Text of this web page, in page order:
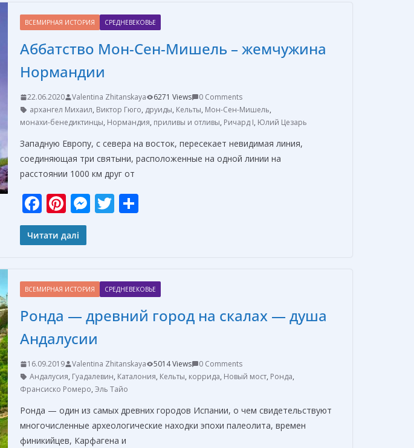
o
o
k
st n
g
er
а
в
и
ь
ВСЕМИРНАЯ ИСТОРИЯ СРЕДНЕВЕКОВЬЕ
Аббатство Мон-Сен-Мишель – жемчужина
Нормандии
22.06.2020 Valentina Zhitanskaya 6271 Views
0 Comments
архангел Михаил, Виктор Гюго, друиды, Кельты, Мон-Сен-Мишель,
монахи-бенедиктинцы, Нормандия, приливы и отливы, Ричард I, Юлий Цезарь
Западную Европу, с севера на восток, пересекает невидимая линия,
соединяющая три святыни, расположенные на одной линии на
расстоянии 1000 км друг от
F
ac
e
o
o
k
Pi
nt
er
st
M
n
g
er
T
а
в
и
ь
Читати далі
ВСЕМИРНАЯ ИСТОРИЯ СРЕДНЕВЕКОВЬЕ
Ронда — древний город на скалах — душа
Андалусии
16.09.2019 Valentina Zhitanskaya 5014 Views
0 Comments
Андалусия, Гуадалевин, Каталония, Кельты, коррида, Новый мост, Ронда,
Франсиско Ромеро, Эль Тайо
Ронда — один из самых древних городов Испании, о чем свидетельствуют
многочисленные археологические находки эпохи палеолита, времен
финикийцев, Карфагена и